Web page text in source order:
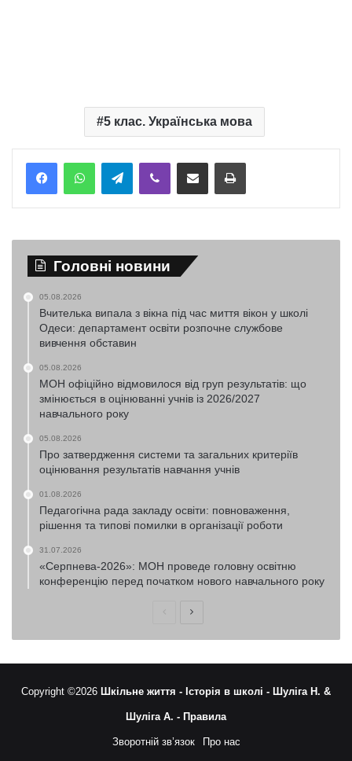
5 клас. Українська мова
TelegramViber Надіслати електронною поштоюНадрукувати
Головні новини
05.08.2026
Вчителька випала з вікна під час миття вікон у школі
Одеси: департамент освіти розпочне службове
вивчення обставин
05.08.2026
МОН офіційно відмовилося від груп результатів: що
змінюється в оцінюванні учнів із 2026/2027
навчального року
05.08.2026
Про затвердження системи та загальних критеріїв
оцінювання результатів навчання учнів
01.08.2026
Педагогічна рада закладу освіти: повноваження,
рішення та типові помилки в організації роботи
31.07.2026
«Серпнева-2026»: МОН проведе головну освітню
конференцію перед початком нового навчального року
ПопередняНаступна
Copyright ©2026 Шкільне життя - Історія в школі - Шуліга Н. &
Шуліга А. - Правила
Зворотній зв’язок Про нас